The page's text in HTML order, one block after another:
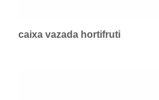
caixa vazada hortifruti